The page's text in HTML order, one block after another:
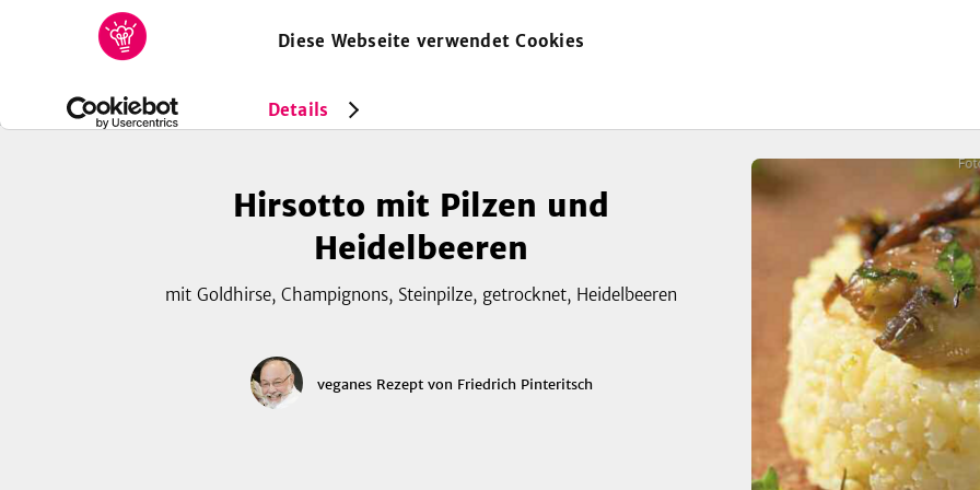
Diese Webseite verwendet Cookies
Details
REZEPTE SAMMLUNGEN MAGAZIN
Rezepte Vegan Hirsotto mit Pilzen und Heidelbeeren
Hirsotto mit Pilzen und
Heidelbeeren
mit Goldhirse, Champignons, Steinpilze, getrocknet, Heidelbeeren
veganes Rezeptvon Friedrich Pinteritsch